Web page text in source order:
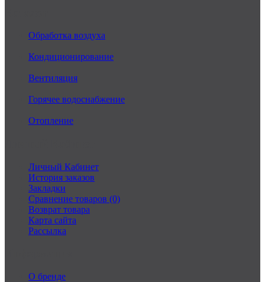
Обработка воздуха
Кондиционирование
Вентиляция
Горячее водоснабжение
Отопление
Личный Кабинет
История заказов
Закладки
Сравнение товаров (0)
Возврат товара
Карта сайта
Рассылка
О бренде